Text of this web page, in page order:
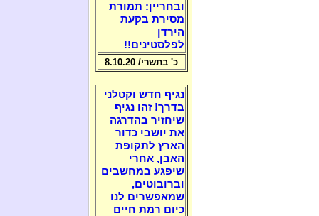
ובחריין: תמורת
מסירת בקעת
הירדן
לפלסטינים!!
כ' בתשרי/ 8.10.20
נגיף חדש וקטלני
בדרך! זהו נגיף
שיחזיר בהדרגה
את יושבי כדור
הארץ לתקופת
האבן, אחרי
שיפגע במחשבים
וברובוטים,
שמאפשרים לנו
כיום רמת חיים